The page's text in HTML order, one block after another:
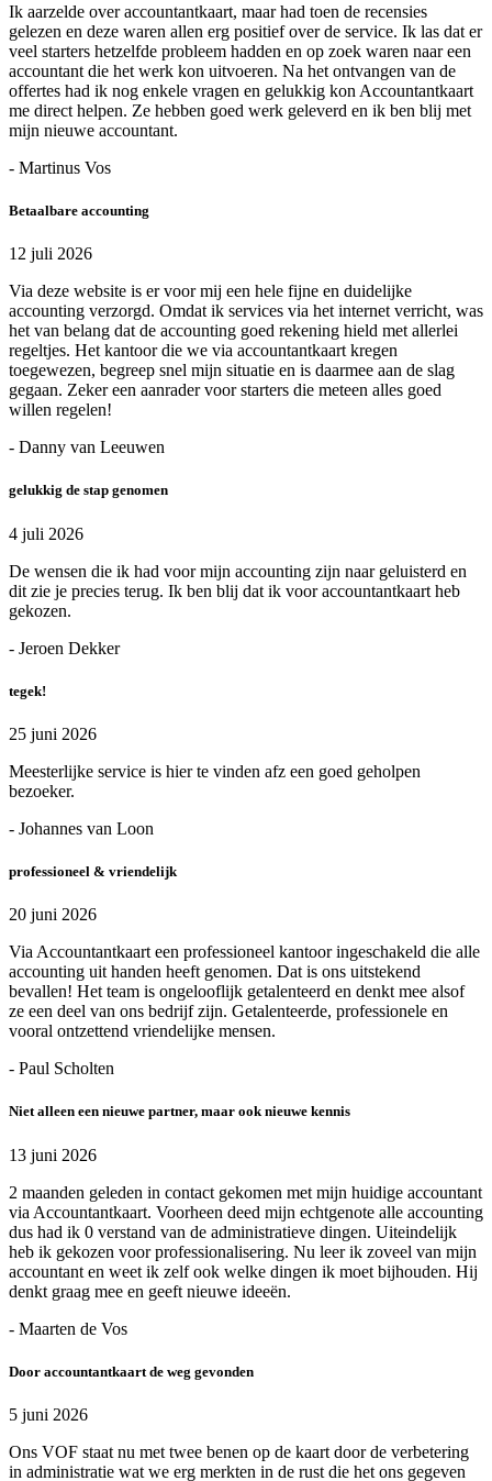
Ik aarzelde over accountantkaart, maar had toen de recensies
gelezen en deze waren allen erg positief over de service. Ik las dat er
veel starters hetzelfde probleem hadden en op zoek waren naar een
accountant die het werk kon uitvoeren. Na het ontvangen van de
offertes had ik nog enkele vragen en gelukkig kon Accountantkaart
me direct helpen. Ze hebben goed werk geleverd en ik ben blij met
mijn nieuwe accountant.
- Martinus Vos
Betaalbare accounting
12 juli 2026
Via deze website is er voor mij een hele fijne en duidelijke
accounting verzorgd. Omdat ik services via het internet verricht, was
het van belang dat de accounting goed rekening hield met allerlei
regeltjes. Het kantoor die we via accountantkaart kregen
toegewezen, begreep snel mijn situatie en is daarmee aan de slag
gegaan. Zeker een aanrader voor starters die meteen alles goed
willen regelen!
- Danny van Leeuwen
gelukkig de stap genomen
4 juli 2026
De wensen die ik had voor mijn accounting zijn naar geluisterd en
dit zie je precies terug. Ik ben blij dat ik voor accountantkaart heb
gekozen.
- Jeroen Dekker
tegek!
25 juni 2026
Meesterlijke service is hier te vinden afz een goed geholpen
bezoeker.
- Johannes van Loon
professioneel & vriendelijk
20 juni 2026
Via Accountantkaart een professioneel kantoor ingeschakeld die alle
accounting uit handen heeft genomen. Dat is ons uitstekend
bevallen! Het team is ongelooflijk getalenteerd en denkt mee alsof
ze een deel van ons bedrijf zijn. Getalenteerde, professionele en
vooral ontzettend vriendelijke mensen.
- Paul Scholten
Niet alleen een nieuwe partner, maar ook nieuwe kennis
13 juni 2026
2 maanden geleden in contact gekomen met mijn huidige accountant
via Accountantkaart. Voorheen deed mijn echtgenote alle accounting
dus had ik 0 verstand van de administratieve dingen. Uiteindelijk
heb ik gekozen voor professionalisering. Nu leer ik zoveel van mijn
accountant en weet ik zelf ook welke dingen ik moet bijhouden. Hij
denkt graag mee en geeft nieuwe ideeën.
- Maarten de Vos
Door accountantkaart de weg gevonden
5 juni 2026
Ons VOF staat nu met twee benen op de kaart door de verbetering
in administratie wat we erg merkten in de rust die het ons gegeven